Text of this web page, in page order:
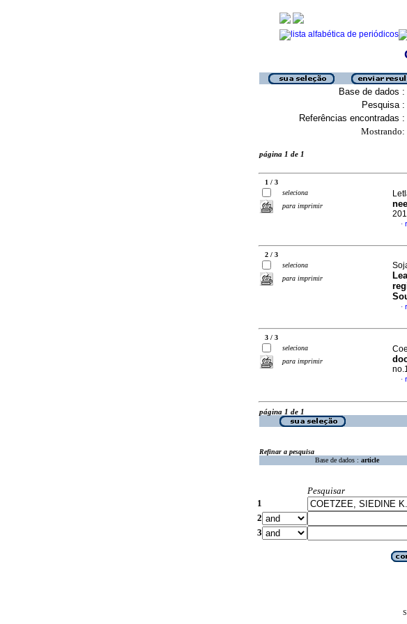
Base de dados :
Pesquisa :
Referências encontradas :
Mostrando:
página 1 de 1
1 / 3
seleciona
para imprimir
·
2 / 3
seleciona
para imprimir
·
3 / 3
seleciona
para imprimir
·
página 1 de 1
Refinar a pesquisa
Base de dados : article
Pesquisar
1
2
3